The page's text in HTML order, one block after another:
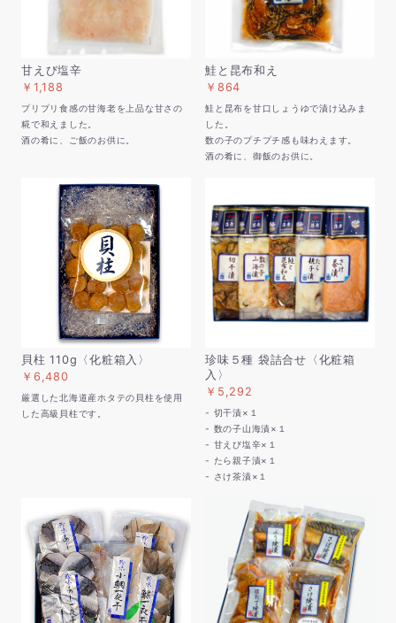
甘えび塩辛
￥1,188
プリプリ食感の甘海老を上品な甘さの
糀で和えました。
酒の肴に、ご飯のお供に。
鮭と昆布和え
￥864
鮭と昆布を甘口しょうゆで漬け込みま
した。
数の子のプチプチ感も味わえます。
酒の肴に、御飯のお供に。
貝柱 110g〈化粧箱入〉
￥6,480
厳選した北海道産ホタテの貝柱を使用
した高級貝柱です。
珍味５種 袋詰合せ〈化粧箱
入〉
￥5,292
- 切干漬×１
- 数の子山海漬×１
- 甘えび塩辛×１
- たら親子漬×１
- さけ茶漬×１